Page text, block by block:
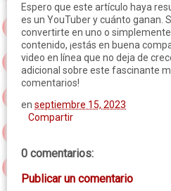
Espero que este artículo haya
es un YouTuber y cuánto ganan.
convertirte en uno o
contenido, ¡estás en buena
video en línea que no deja de
adicional sobre este fascinante
comentarios!
en septiembre 15, 2023
Compartir
0 comentarios:
Publicar un comentario